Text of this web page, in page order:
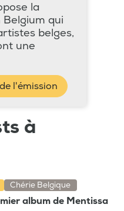
la
Belgium qui
belges,
une
l'émission
à
Chérie Belgique
album de Mentissa